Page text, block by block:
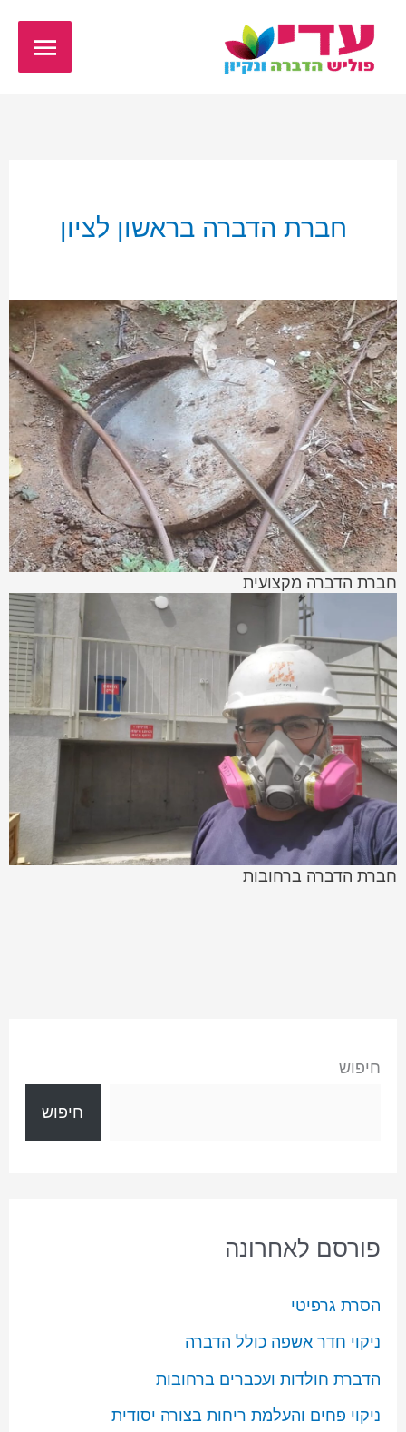
לתוכן
חברת הדברה בראשון לציון
חברת הדברה מקצועית
חברת הדברה ברחובות
חיפוש
חיפוש
פורסם לאחרונה
הסרת גרפיטי
ניקוי חדר אשפה כולל הדברה
הדברת חולדות ועכברים ברחובות
ניקוי פחים והעלמת ריחות בצורה יסודית